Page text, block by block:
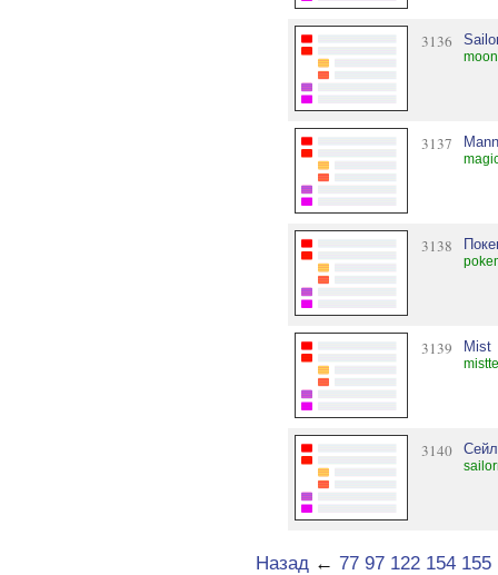
3136
3137
3138
3139 Mist
3140
Назад ← 77 97 122 154 155